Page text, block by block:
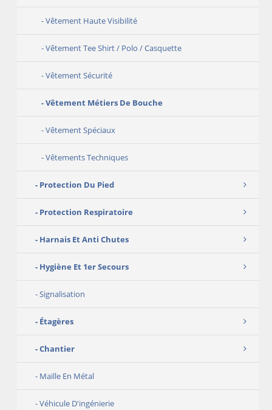
Vêtement Haute Visibilité
Vêtement Tee Shirt / Polo / Casquette
Vêtement Sécurité
Vêtement Métiers De Bouche
Vêtement Spéciaux
Vêtements Techniques
Protection Du Pied
Protection Respiratoire
Harnais Et Anti Chutes
Hygiène Et 1er Secours
Signalisation
Étagères
Chantier
Maille En Métal
Véhicule D'ingénierie